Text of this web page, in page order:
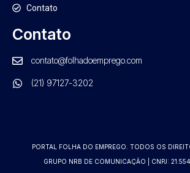
Contato
Contato
contato@folhadoemprego.com
(21) 97127-3202
PORTAL FOLHA DO EMPREGO. TODOS OS
GRUPO NRB DE COMUNICAÇÃO | CNPJ: